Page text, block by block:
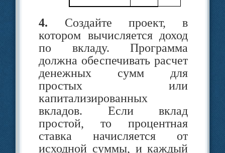
Название цвета
SystemColors. Control задает
не какой-то определен­ный
цвет. Это цвет элемента
управ­ления, заданный
цветовой схемой Windows.
Поэтому он не обязательно
будет серым.
3.3. Элемент управления
метка(Label)
4. Создайте проект, в
котором вычисляется доход
по вкладу. Программа
должна обеспечивать расчет
денежных сумм для
простых или
капитализированных
вкладов. Если вклад
простой, то процентная
ставка начисляется от
исходной суммы, и каждый